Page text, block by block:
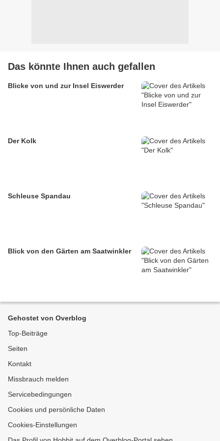
Das könnte Ihnen auch gefallen
Blicke von und zur Insel Eiswerder
Der Kolk
Schleuse Spandau
Blick von den Gärten am Saatwinkler
Gehostet von Overblog
Top-Beiträge
Seiten
Kontakt
Missbrauch melden
Servicebedingungen
Cookies und persönliche Daten
Cookies-Einstellungen